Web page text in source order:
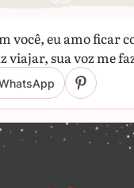
você, eu amo ficar
viajar, sua voz me